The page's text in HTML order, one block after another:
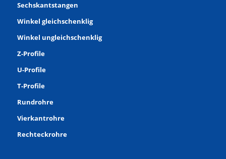
Sechskantstangen
Winkel gleichschenklig
Winkel ungleichschenklig
Z-Profile
U-Profile
T-Profile
Rundrohre
Vierkantrohre
Rechteckrohre